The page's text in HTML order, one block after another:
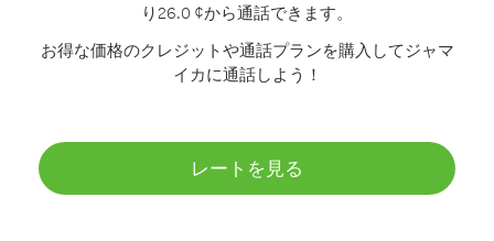
り26.0 ¢から通話できます。
お得な価格のクレジットや通話プランを購入してジャマ
イカに通話しよう！
レートを見る